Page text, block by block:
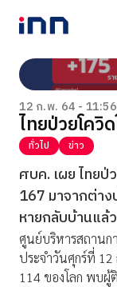
NEWS
ENTERTAINMENT
LIFESTYLE
HOROSCOPE
VIDEO
ร่วมด้วยช่วยกัน
12 ก.พ. 64 - 11:56
ไทยป่วยโควิ
ทั่วไป ข่าว
ศบค. เผย ไทยป่
167 มาจากต่า
หายกลับบ้านแล้
ศูนย์บริหารสถานก
ประจำวันศุกร์ที่
114 ของโลก พบผู้